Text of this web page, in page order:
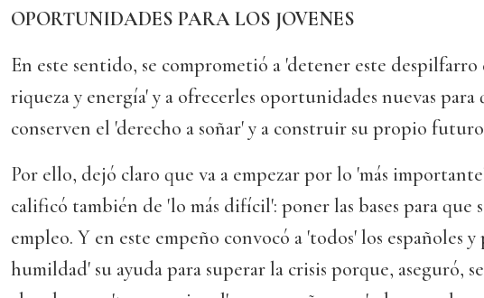
OPORTUNIDADES PARA LOS JOVENES
En este sentido, se comprometió a 'detener este despilfarro
riqueza y energía' y a ofrecerles oportunidades nuevas para
conserven el 'derecho a soñar' y a construir su propio
Por ello, dejó claro que va a empezar por lo 'más
calificó también de 'lo más difícil': poner las bases para que
empleo. Y en este empeño convocó a 'todos' los españoles
humildad' su ayuda para superar la crisis porque, aseguró,